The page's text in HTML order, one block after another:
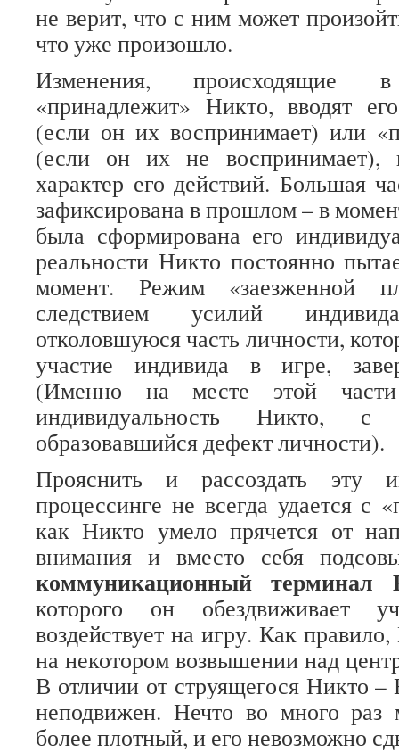
не верит, что с ним может
что уже произошло.
Изменения, происходящие
«принадлежит» Никто, вводят
(если он их воспринимает) или
(если он их не воспринимает),
характер его действий. Большая
зафиксирована в прошлом – в
была сформирована его
реальности Никто постоянно
момент. Режим «заезженной
следствием усилий
отколовшуюся часть личности,
участие индивида в игре,
(Именно на месте этой
индивидуальность Никто, с
образовавшийся дефект личности).
Прояснить и рассоздать эту
процессинге не всегда удается с
как Никто умело прячется от
внимания и вместо себя
коммуникационный терминал
которого он обездвиживает
воздействует на игру. Как
на некотором возвышении над
В отличии от струящегося Никто –
неподвижен. Нечто во много
более плотный, и его невозможно